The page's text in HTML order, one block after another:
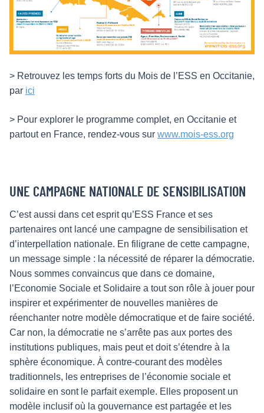
> Retrouvez les temps forts du Mois de l’ESS en Occitanie,
par ici
> Pour explorer le programme complet, en Occitanie et
partout en France, rendez-vous sur www.mois-ess.org
UNE CAMPAGNE NATIONALE DE SENSIBILISATION
C’est aussi dans cet esprit qu’ESS France et ses
partenaires ont lancé une campagne de sensibilisation et
d’interpellation nationale. En filigrane de cette campagne,
un message simple : la nécessité de réparer la démocratie.
Nous sommes convaincus que dans ce domaine,
l’Economie Sociale et Solidaire a tout son rôle à jouer pour
inspirer et expérimenter de nouvelles manières de
réenchanter notre modèle démocratique et de faire société.
Car non, la démocratie ne s’arrête pas aux portes des
institutions publiques, mais peut et doit s’étendre à la
sphère économique. À contre-courant des modèles
traditionnels, les entreprises de l’économie sociale et
solidaire en sont le parfait exemple. Elles proposent un
modèle inclusif où la gouvernance est partagée et les